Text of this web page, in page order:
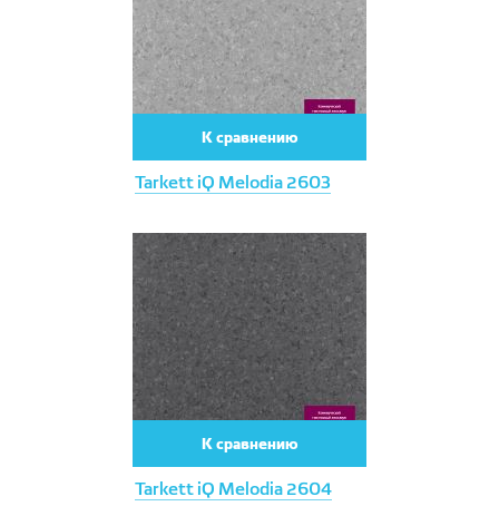
Tarkett iQ Melodia 2603
К сравнению
Tarkett iQ Melodia 2604
К сравнению